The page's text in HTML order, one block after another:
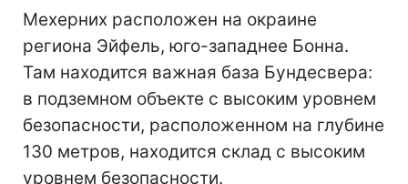
Мехерних расположен на окраине
региона Эйфель, юго-западнее Бонна.
Там находится важная база Бундесвера:
в подземном объекте с высоким уровнем
безопасности, расположенном на глубине
130 метров, находится склад с высоким
уровнем безопасности.